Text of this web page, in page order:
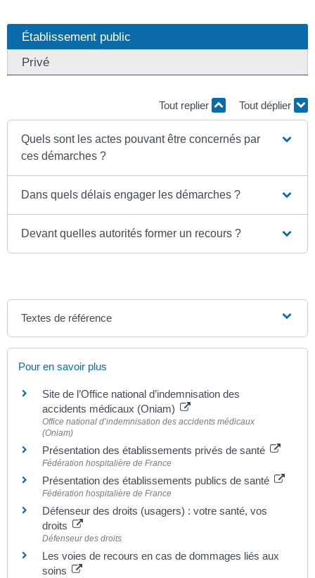
Établissement public
Privé
Tout replier Tout déplier
Quels sont les actes pouvant être concernés par
ces démarches ?
Dans quels délais engager les démarches ?
Devant quelles autorités former un recours ?
Textes de référence
Pour en savoir plus
Site de l’Office national d’indemnisation des
accidents médicaux (Oniam)
Office national d’indemnisation des accidents médicaux
(Oniam)
Présentation des établissements privés de santé
Fédération hospitalière de France
Présentation des établissements publics de santé
Fédération hospitalière de France
Défenseur des droits (usagers) : votre santé, vos
droits
Défenseur des droits
Les voies de recours en cas de dommages liés aux
soins